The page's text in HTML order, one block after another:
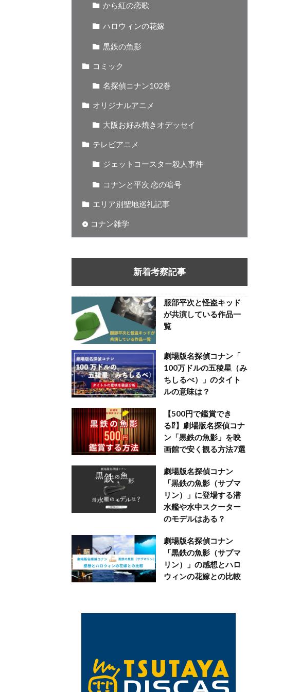
から紅の恋歌
ハロウィンの花嫁
黒鉄の魚影
コミック
名探偵コナン102巻
オリジナルアニメ
大阪お好み焼きオデッセイ
テレビアニメ
ジェットコースター殺人事件
コナンと平次 恋の暗号
エリア別聖地巡礼記事
コナン雑学
新着考察記事
服部平次と怪盗キッド
が共演している作品一
覧
劇場版名探偵コナン「
100万ドルの五稜星（み
ちしるべ）」のタイト
ルの意味は？
【500円で鑑賞でき
る⁉】劇場版名探偵コナ
ン「黒鉄の魚影」を映
画館で安く観る方法7選
劇場版名探偵コナン
「黒鉄の魚影（サブマ
リン）」に登場する潜
水艦や水中スクーター
のモデルはある？
劇場版名探偵コナン
「黒鉄の魚影（サブマ
リン）」の感想とハロ
ウィンの花嫁との比較